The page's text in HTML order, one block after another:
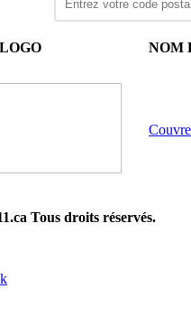
LOGO NOM
Tous droits réservés.